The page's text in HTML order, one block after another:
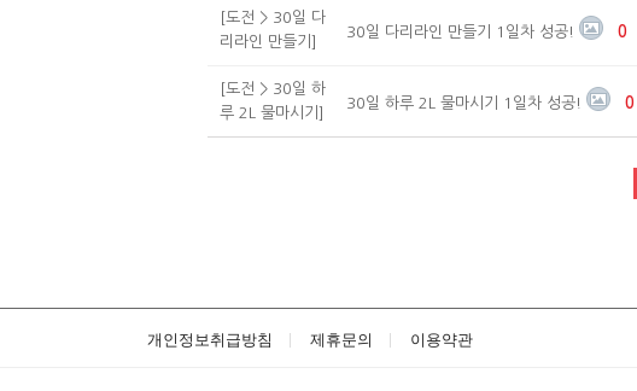
[도전 > 30일 다
리라인 만들기]
30일 다리라인 만들기 1일차 성공! 0
[도전 > 30일 하
루 2L 물마시기]
30일 하루 2L 물마시기 1일차 성공! 0
개인정보취급방침 제휴문의 이용약관